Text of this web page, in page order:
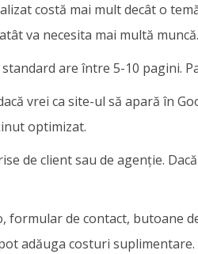
costă mai mult decât o
va necesita mai multă muncă.
are între 5-10 pagini.
vrei ca site-ul să apară în
optimizat.
de client sau de agenție.
formular de contact, butoane
adăuga costuri suplimentare.